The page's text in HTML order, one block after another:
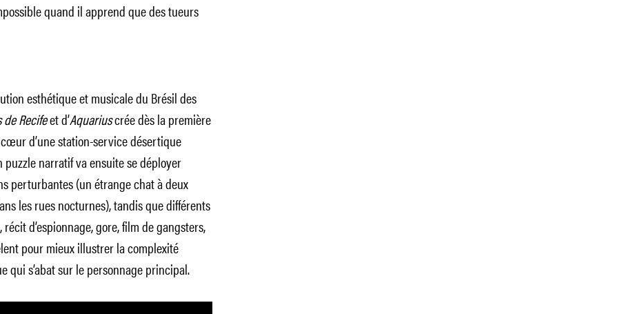
quand il apprend que des tueurs
esthétique et musicale du Brésil des
de Recifeet d’Aquariuscrée dès la première
d’une station-service désertique
puzzle narratif va ensuite se déployer
perturbantes (un étrange chat à deux
les rues nocturnes), tandis que différents
d’espionnage, gore, film de gangsters,
pour mieux illustrer la complexité
s’abat sur le personnage principal.